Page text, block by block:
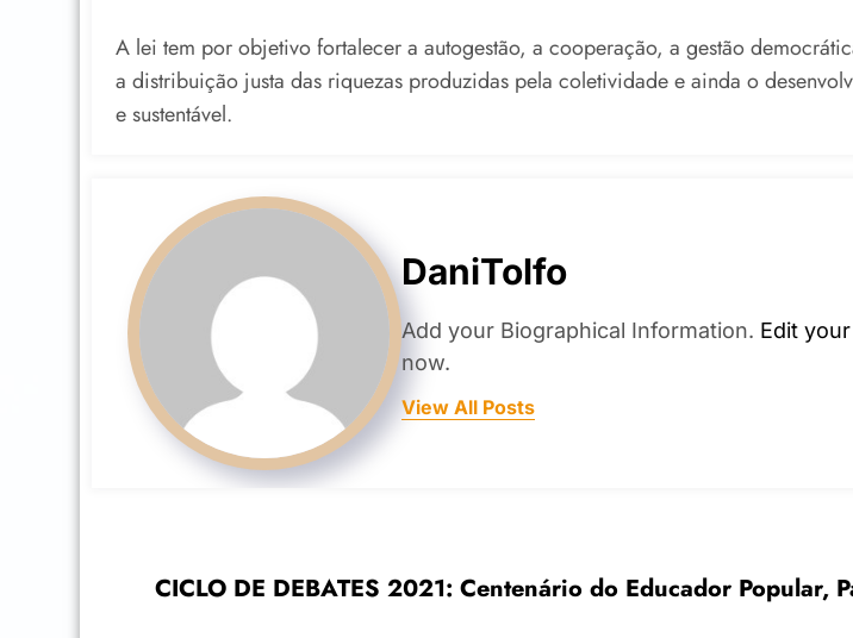
A lei tem por objetivo fortalecer a autogestão, a cooperação, a gestão
a distribuição justa das riquezas produzidas pela coletividade e ainda o
e sustentável.
DaniTolfo
Add your Biographical Information. Edit
now.
View All Posts
CICLO DE DEBATES 2021: Centenário do Educador Popular,